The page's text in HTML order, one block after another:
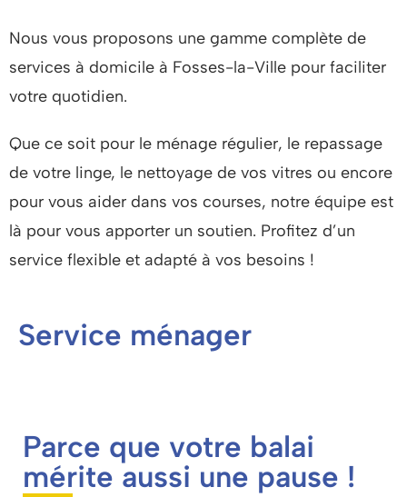
Nous vous proposons une gamme complète de
services à domicile à Fosses-la-Ville pour faciliter
votre quotidien.
Que ce soit pour le ménage régulier, le repassage
de votre linge, le nettoyage de vos vitres ou encore
pour vous aider dans vos courses, notre équipe est
là pour vous apporter un soutien. Profitez d’un
service flexible et adapté à vos besoins !
Service ménager
Parce que votre balai
mérite aussi une pause !